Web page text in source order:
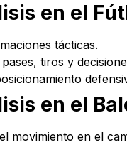
en el
tácticas.
tiros y
en el
movimiento en el